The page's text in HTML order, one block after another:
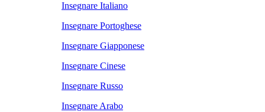
Insegnare Italiano
Insegnare Portoghese
Insegnare Giapponese
Insegnare Cinese
Insegnare Russo
Insegnare Arabo